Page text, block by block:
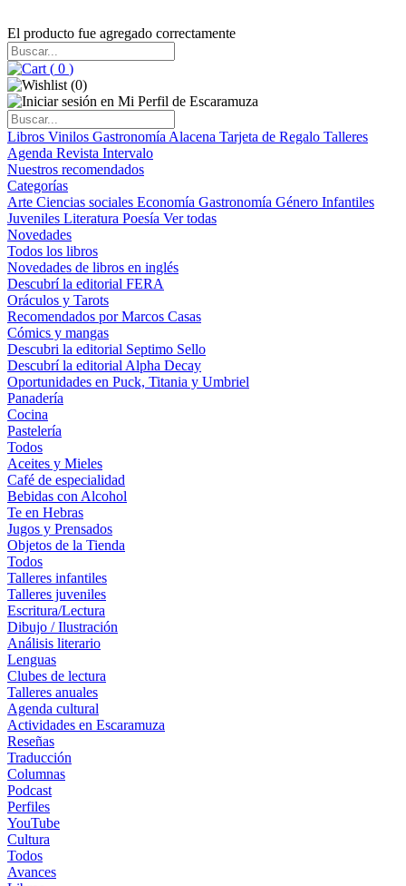
El producto fue agregado correctamente
( 0 )
(0)
Libros Vinilos Gastronomía Alacena Tarjeta de Regalo Talleres
Agenda Revista Intervalo
Nuestros recomendados
Categorías
Arte Ciencias sociales Economía Gastronomía Género Infantiles
Juveniles Literatura Poesía Ver todas
Novedades
Todos los libros
Novedades de libros en inglés
Descubrí la editorial FERA
Oráculos y Tarots
Recomendados por Marcos Casas
Cómics y mangas
Descubri la editorial Septimo Sello
Descubrí la editorial Alpha Decay
Oportunidades en Puck, Titania y Umbriel
Panadería
Cocina
Pastelería
Todos
Aceites y Mieles
Café de especialidad
Bebidas con Alcohol
Te en Hebras
Jugos y Prensados
Objetos de la Tienda
Todos
Talleres infantiles
Talleres juveniles
Escritura/Lectura
Dibujo / Ilustración
Análisis literario
Lenguas
Clubes de lectura
Talleres anuales
Agenda cultural
Actividades en Escaramuza
Reseñas
Traducción
Columnas
Podcast
Perfiles
YouTube
Cultura
Todos
Avances